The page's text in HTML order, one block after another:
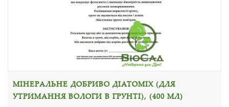
МІНЕРАЛЬНЕ ДОБРИВО ДІАТОМІХ (ДЛЯ
УТРИМАННЯ ВОЛОГИ В ГРУНТІ), (400 МЛ)